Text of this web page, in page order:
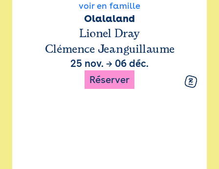
voir en famille
Olalaland
Lionel Dray
Clémence Jeanguillaume
25 nov. → 06 déc.
Réserver